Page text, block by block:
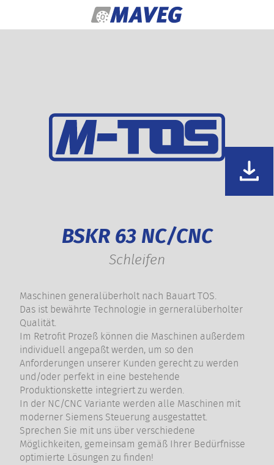
BSKR 63 NC/CNC
Schleifen
Maschinen generalüberholt nach Bauart TOS.
Das ist bewährte Technologie in gerneralüberholter
Qualität.
Im Retrofit Prozeß können die Maschinen außerdem
individuell angepaßt werden, um so den
Anforderungen unserer Kunden gerecht zu werden
und/oder perfekt in eine bestehende
Produktionskette integriert zu werden.
In der NC/CNC Variante werden alle Maschinen mit
moderner Siemens Steuerung ausgestattet.
Sprechen Sie mit uns über verschiedene
Möglichkeiten, gemeinsam gemäß Ihrer Bedürfnisse
optimierte Lösungen zu finden!